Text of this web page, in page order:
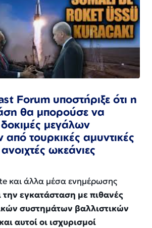
Forum υποστήριξε ότι η
θα μπορούσε να
δοκιμές μεγάλων
τουρκικές αμυντικές
ανοιχτές ωκεάνιες
και άλλα μέσα ενημέρωσης
την εγκατάσταση με πιθανές
συστημάτων βαλλιστικών
αυτοί οι ισχυρισμοί